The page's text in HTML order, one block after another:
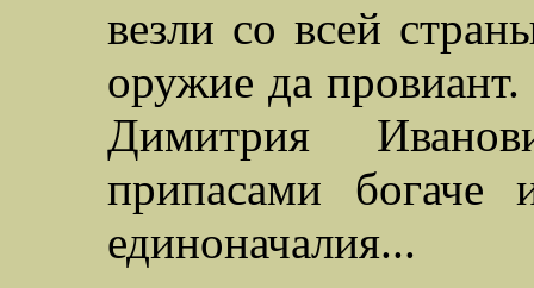
везли со всей
оружие да
Димитрия
припасами
единоначалия...